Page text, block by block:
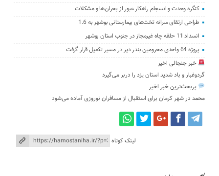
کنگره وحدت و انسجام راهکار عبور از بحران‌ها و مشکلات
طراحی ارتقای سرانه تخت‌های بیمارستانی بوشهر به 1.6
انسداد 11 حلقه چاه غیرمجاز در جنوب استان بوشهر
پروژه 64 واحدی محرومین بندر دیر در مسیر تکمیل قرار گرفت
خبر جنجالی اخیر
گردوغبار و باد شدید استان یزد را دربر می‌گیرد
پربحث‌ترین خبر اخیر
محمد درشهر کرمان برای استقبال از مسافران نوروزی آماده می‌شود
لینک کوتاه